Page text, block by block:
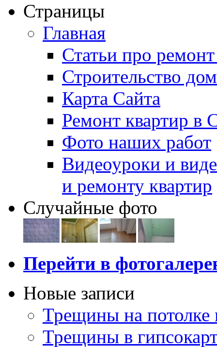
Страницы
Главная
Статьи про
Строительство
Карта Сайта
Ремонт квартир в
Фото наших работ
Видеоуроки и
и ремонту квартир
Случайные фото
Перейти в
Новые записи
Трещины на потолке
Трещины в